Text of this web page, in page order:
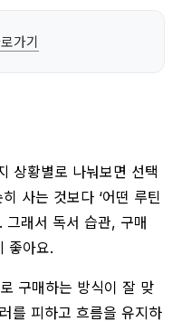
가기
상황별로 나눠보면 선택
사는 것보다 ‘어떤 루틴
그래서 독서 습관, 구매
좋아요.
구매하는 방식이 잘 맞
를 피하고 흐름을 유지하